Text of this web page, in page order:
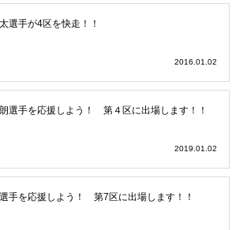
選手が4区を快走！！
2016.01.02
選手を応援しよう！ 第４区に出場します！！
2019.01.02
手を応援しよう！ 第7区に出場します！！